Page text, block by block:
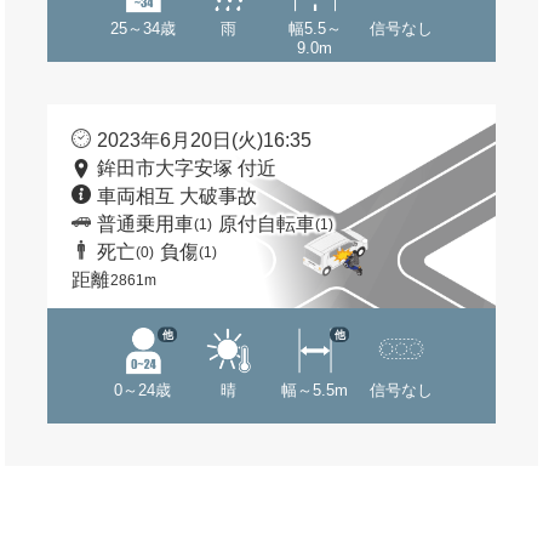
25～34歳 雨
幅5.5～
9.0m
信号なし
2023年6月20日(火)16:35
鉾田市大字安塚 付近
車両相互 大破事故
普通乗用車(1) 原付自転車(1)
死亡(0) 負傷(1)
距離2861m
0～24歳
他
晴 幅～5.5m
他
信号なし